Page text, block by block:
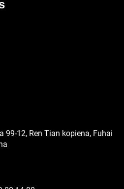
99-12, Ren Tian kopiena, Fuhai